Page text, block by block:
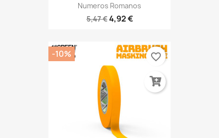
Numeros Romanos
5,47 €4,92 €
-10% favorite_border